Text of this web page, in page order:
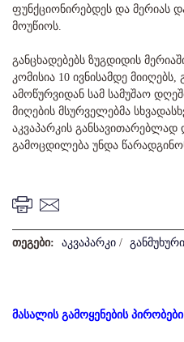
ფუნქციონირებდეს და მერიას
მოუწიოს.
განცხადებებს ზუგდიდის
კომისია 10 ივნისამდე
ამოწურვიდან სამ სამუშაო
მიღების მსურველებმა
აკვაპარკის განსავითარებლად
გამოცდილება უნდა
თეგები: აკვაპარკი / განმუხური
მასალის გამოყენების პირობები